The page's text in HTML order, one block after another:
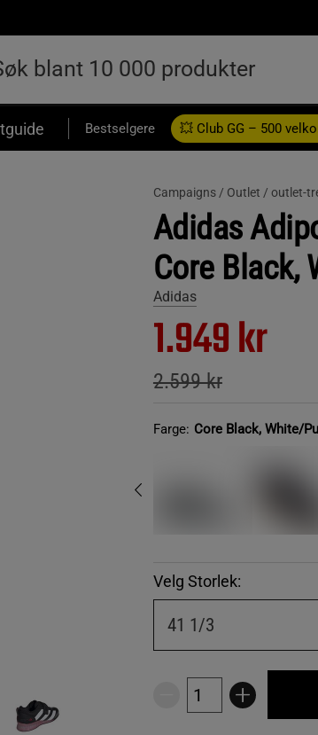
Bestselgere 💥 Club GG – 500
Campaigns / Outlet / outlet-
Adidas
Core Black,
Adidas
1.949 kr
2.599 kr
Farge: Core Black, White/
Velg Storlek:
41 1/3